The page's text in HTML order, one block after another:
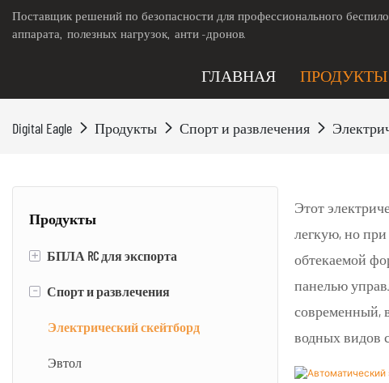
Поставщик решений по безопасности для профессионального
аппарата, полезных нагрузок, анти -дронов.
ГЛАВНАЯ ПРОДУКТЫ
Digital Eagle Продукты Спорт и развлечения
Продукты
+ БПЛА RC для экспорта
RC VTOL БИСПОЛОЖЕНИЕ/DRONE
- Спорт и развлечения
Электрический скейтборд
Эвтол
Этот
легкую, но
обтекаемой
панелью
современный,
водных видов